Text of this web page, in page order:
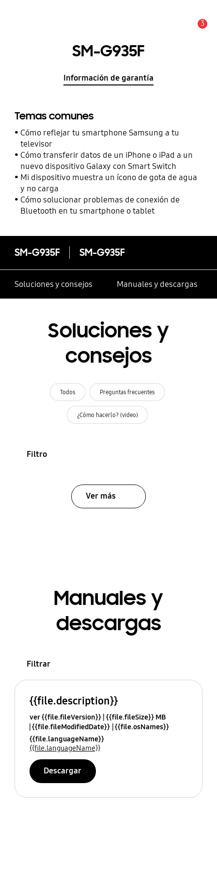
3
SM-G935F
Información de garantía
Temas comunes
Cómo reflejar tu smartphone Samsung a tu
televisor
Cómo transferir datos de un iPhone o iPad a un
nuevo dispositivo Galaxy con Smart Switch
Mi dispositivo muestra un ícono de gota de agua
y no carga
Cómo solucionar problemas de conexión de
Bluetooth en tu smartphone o tablet
SM-G935F SM-G935F
Soluciones y consejos Manuales y descargas
Soluciones y
consejos
Todos Preguntas frecuentes
¿Cómo hacerlo? (video)
Filtro
Ver más
Manuales y
descargas
Filtrar
{{file.description}}
ver {{file.fileVersion}} {{file.fileSize}} MB
{{file.fileModifiedDate}} {{file.osNames}}
{{file.languageName}}
{{file.languageName}}
Descargar